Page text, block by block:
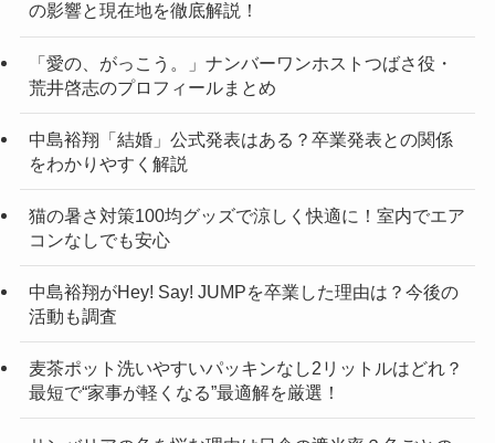
の影響と現在地を徹底解説！
「愛の、がっこう。」ナンバーワンホストつばさ役・
荒井啓志のプロフィールまとめ
中島裕翔「結婚」公式発表はある？卒業発表との関係
をわかりやすく解説
猫の暑さ対策100均グッズで涼しく快適に！室内でエア
コンなしでも安心
中島裕翔がHey! Say! JUMPを卒業した理由は？今後の
活動も調査
麦茶ポット洗いやすいパッキンなし2リットルはどれ？
最短で“家事が軽くなる”最適解を厳選！